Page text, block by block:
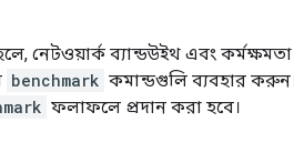
নেটওয়ার্ক ব্যান্ডউইথ এবং
benchmark কমান্ডগুলি ব্যবহার
ফলাফলে প্রদান করা হবে।